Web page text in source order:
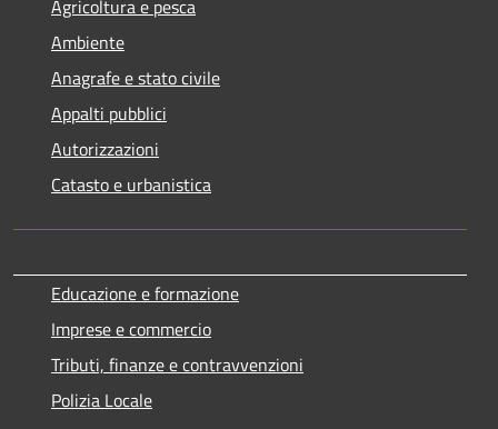
Agricoltura e pesca
Ambiente
Anagrafe e stato civile
Appalti pubblici
Autorizzazioni
Catasto e urbanistica
Educazione e formazione
Imprese e commercio
Tributi, finanze e contravvenzioni
Polizia Locale